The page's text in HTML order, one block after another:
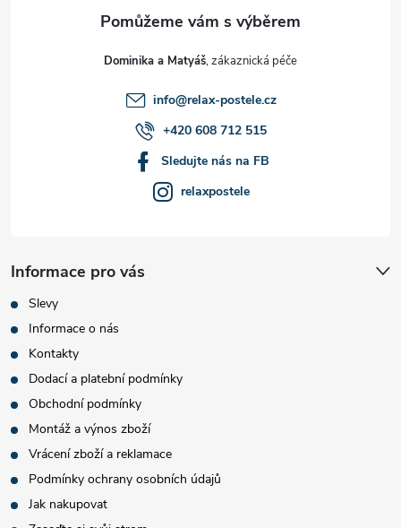
Dominika a Matyáš
info@relax-postele.cz
+420 608 712 515
Sledujte nás na FB
relaxpostele
Informace pro vás
Slevy
Informace o nás
Kontakty
Dodací a platební podmínky
Obchodní podmínky
Montáž a výnos zboží
Vrácení zboží a reklamace
Podmínky ochrany osobních údajů
Jak nakupovat